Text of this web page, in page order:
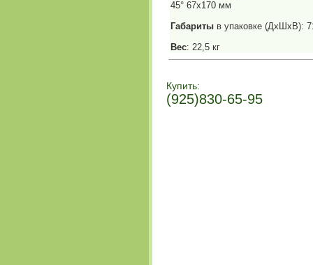
45° 67х170 мм
Габариты в упаковке (ДхШхВ):
Вес: 22,5 кг
Купить:
(925)830-65-95